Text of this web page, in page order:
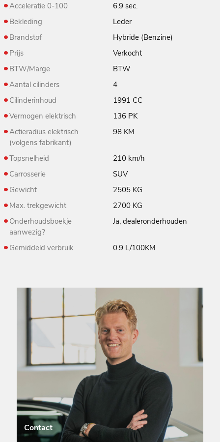
Acceleratie 0-100
6.9 sec.
Bekleding
Leder
Brandstof
Hybride (Benzine)
Prijs
Verkocht
BTW/Marge
BTW
Aantal cilinders
4
Cilinderinhoud
1991 CC
Vermogen elektrisch
136 PK
Actieradius elektrisch
(volgens fabrikant)
98 KM
Topsnelheid
210 km/h
Carrosserie
SUV
Gewicht
2505 KG
Max. trekgewicht
2700 KG
Onderhoudsboekje
aanwezig?
Ja, dealeronderhouden
Gemiddeld verbruik 0.9 L/100KM
Contact